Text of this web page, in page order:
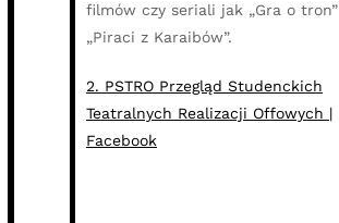
filmów czy seriali jak „Gra o
„Piraci z Karaibów”.
2. PSTRO Przegląd Studenckich
Teatralnych Realizacji Offowych |
Facebook